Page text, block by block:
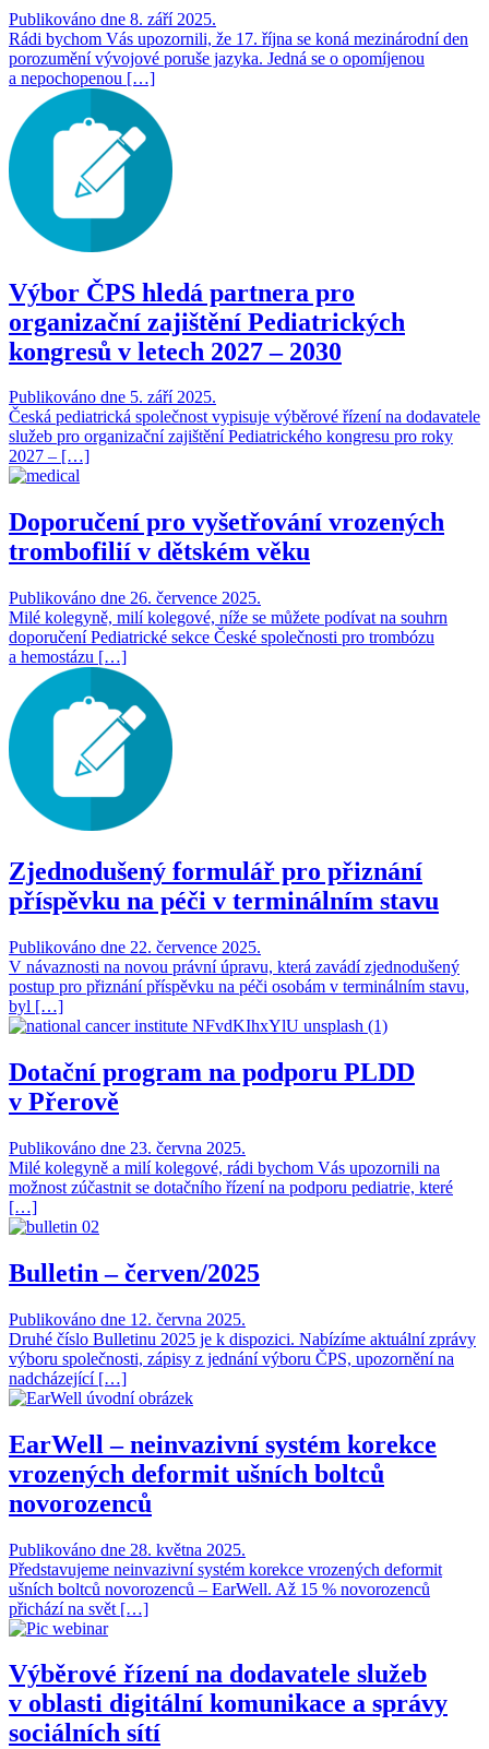
Publikováno dne 8. září 2025.
Rádi bychom Vás upozornili, že 17. října se koná mezinárodní den
porozumění vývojové poruše jazyka. Jedná se o opomíjenou
a nepochopenou […]
Výbor ČPS hledá partnera pro
organizační zajištění Pediatrických
kongresů v letech 2027 – 2030
Publikováno dne 5. září 2025.
Česká pediatrická společnost vypisuje výběrové řízení na dodavatele
služeb pro organizační zajištění Pediatrického kongresu pro roky
2027 – […]
Doporučení pro vyšetřování vrozených
trombofilií v dětském věku
Publikováno dne 26. července 2025.
Milé kolegyně, milí kolegové, níže se můžete podívat na souhrn
doporučení Pediatrické sekce České společnosti pro trombózu
a hemostázu […]
Zjednodušený formulář pro přiznání
příspěvku na péči v terminálním stavu
Publikováno dne 22. července 2025.
V návaznosti na novou právní úpravu, která zavádí zjednodušený
postup pro přiznání příspěvku na péči osobám v terminálním stavu,
byl […]
Dotační program na podporu PLDD
v Přerově
Publikováno dne 23. června 2025.
Milé kolegyně a milí kolegové, rádi bychom Vás upozornili na
možnost zúčastnit se dotačního řízení na podporu pediatrie, které
[…]
Bulletin – červen/2025
Publikováno dne 12. června 2025.
Druhé číslo Bulletinu 2025 je k dispozici. Nabízíme aktuální zprávy
výboru společnosti, zápisy z jednání výboru ČPS, upozornění na
nadcházející […]
EarWell – neinvazivní systém korekce
vrozených deformit ušních boltců
novorozenců
Publikováno dne 28. května 2025.
Představujeme neinvazivní systém korekce vrozených deformit
ušních boltců novorozenců – EarWell. Až 15 % novorozenců
přichází na svět […]
Výběrové řízení na dodavatele služeb
v oblasti digitální komunikace a správy
sociálních sítí